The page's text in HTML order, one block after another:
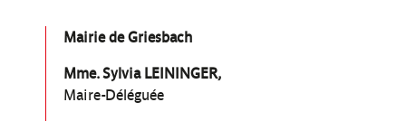
Mairie de Griesbach
Mme. Sylvia LEININGER,
Maire-Déléguée